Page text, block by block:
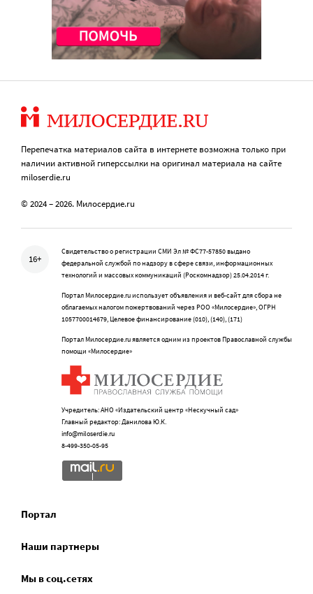
Перепечатка материалов сайта в интернете возможна только при
наличии активной гиперссылки на оригинал материала на сайте
miloserdie.ru
© 2024 – 2026. Милосердие.ru
16+
Свидетельство о регистрации СМИ Эл № ФС77-57850 выдано
федеральной службой по надзору в сфере связи, информационных
технологий и массовых коммуникаций (Роскомнадзор) 25.04.2014 г.
Портал Милосердие.ru использует объявления и веб-сайт для сбора не
облагаемых налогом пожертвований через РОО «Милосердие», ОГРН
1057700014679, Целевое финансирование (010), (140), (171)
Портал Милосердие.ru является одним из проектов Православной службы
помощи «Милосердие»
Учредитель: АНО «Издательский центр «Нескучный сад»
Главный редактор: Данилова Ю.К.
info@miloserdie.ru
8-499-350-05-95
Портал
Наши партнеры
Мы в соц.сетях